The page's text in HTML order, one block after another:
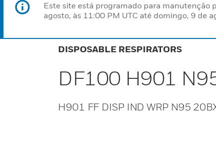
Este site está programado para manutenção
agosto, às 11:00 PM UTC até domingo, 9 de
DISPOSABLE RESPIRATORS
DF100 H901
H901 FF DISP IND WRP N95